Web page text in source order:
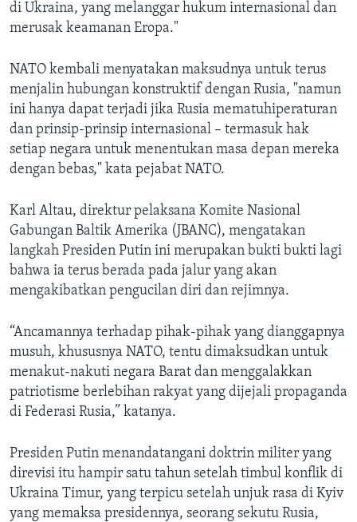
di Ukraina, yang melanggar hukum internasional dan
merusak keamanan Eropa."
NATO kembali menyatakan maksudnya untuk terus
menjalin hubungan konstruktif dengan Rusia, "namun
ini hanya dapat terjadi jika Rusia mematuhiperaturan
dan prinsip-prinsip internasional – termasuk hak
setiap negara untuk menentukan masa depan mereka
dengan bebas," kata pejabat NATO.
Karl Altau, direktur pelaksana Komite Nasional
Gabungan Baltik Amerika (JBANC), mengatakan
langkah Presiden Putin ini merupakan bukti bukti lagi
bahwa ia terus berada pada jalur yang akan
mengakibatkan pengucilan diri dan rejimnya.
“Ancamannya terhadap pihak-pihak yang dianggapnya
musuh, khususnya NATO, tentu dimaksudkan untuk
menakut-nakuti negara Barat dan menggalakkan
patriotisme berlebihan rakyat yang dijejali propaganda
di Federasi Rusia,” katanya.
Presiden Putin menandatangani doktrin militer yang
direvisi itu hampir satu tahun setelah timbul konflik di
Ukraina Timur, yang terpicu setelah unjuk rasa di Kyiv
yang memaksa presidennya, seorang sekutu Rusia,